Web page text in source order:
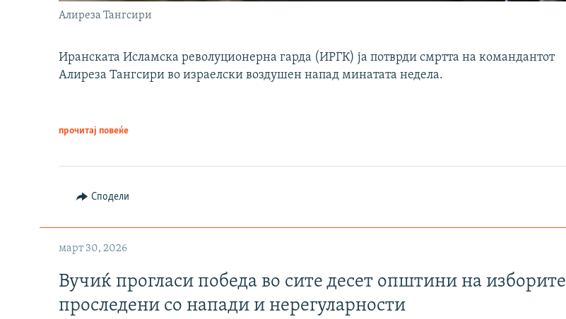
Алиреза Тангсири
Иранската Исламска револуционерна гарда (ИРГК) ја потврди смртта на командантот
Алиреза Тангсири во израелски воздушен напад минатата недела.
прочитај повеќе
Сподели
март 30, 2026
Вучиќ прогласи победа во сите десет општини на изборите
проследени со напади и нерегуларности